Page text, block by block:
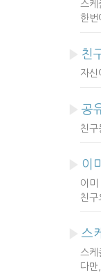
스케
한번
친
자신
공
친구
이
이미
친구
스
스케
다만